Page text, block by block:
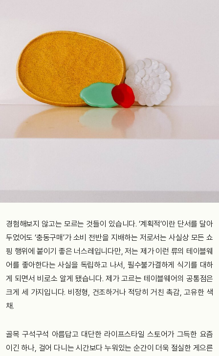
경험해보지 않고는 모르는 것들이 있습니다. ‘계획적’이란 단서를 달아
두었어도 ‘충동구매’가 소비 전반을 지배하는 저로서는 사실상 모든 쇼
핑 행위에 붙이기 좋은 너스레입니다만, 저는 제가 이런 류의 테이블웨
어를 좋아한다는 사실을 독립하고 나서, 필수불가결하게 식기를 대하
게 되면서 비로소 알게 됐습니다. 제가 고르는 테이블웨어의 공통점은
크게 세 가지입니다. 비정형, 건조하거나 적당히 거친 촉감, 고유한 색
채.
골목 구석구석 아름답고 대단한 라이프스타일 스토어가 그득한 요즘
이긴 하나, 걸어 다니는 시간보다 누워있는 순간이 더욱 절실한 게으른